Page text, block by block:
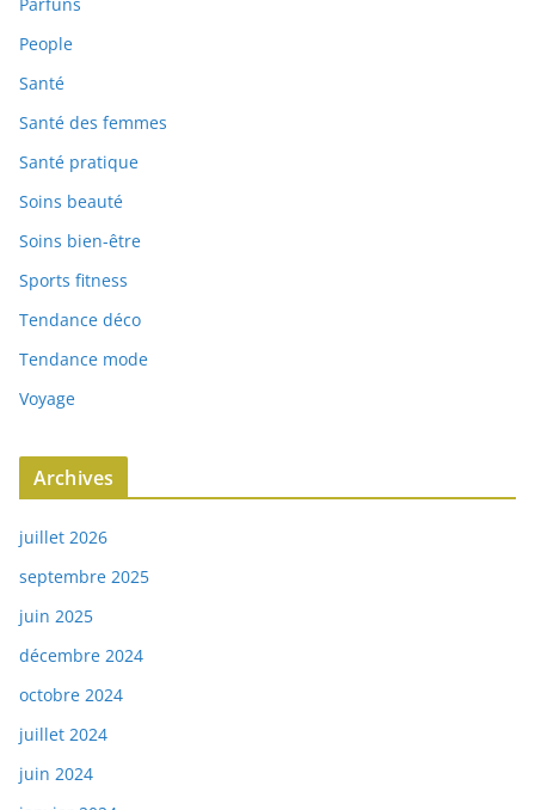
People
Santé
Santé des femmes
Santé pratique
Soins beauté
Soins bien-être
Sports fitness
Tendance déco
Tendance mode
Voyage
Archives
juillet 2026
septembre 2025
juin 2025
décembre 2024
octobre 2024
juillet 2024
juin 2024